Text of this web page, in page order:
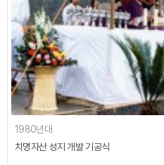
1980년대
치명자산 성지 개발 기공식